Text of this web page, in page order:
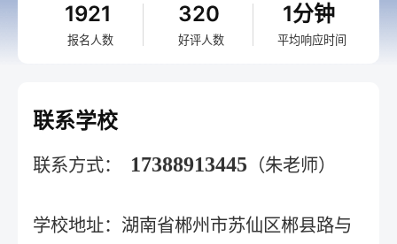
1921
报名人数
320
好评人数
1分钟
平均响应时间
联系学校
联系方式： 17388913445 （朱老师）
学校地址：湖南省郴州市苏仙区郴县路与